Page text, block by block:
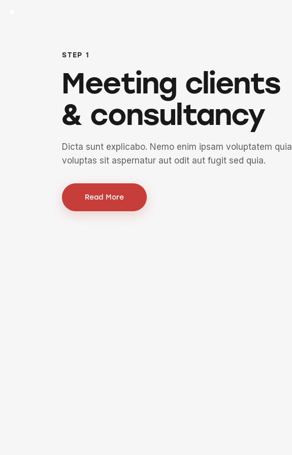
STEP 1
Meeting clients
& consultancy
Dicta sunt explicabo. Nemo enim ipsam voluptatem quia
voluptas sit aspernatur aut odit aut fugit sed quia.
Read More